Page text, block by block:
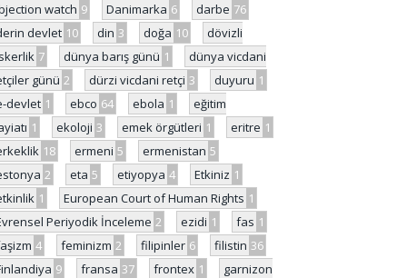
watch 9 Danimarka 6 darbe 76
devlet 10 din 3 doğa 10
dövizli
7 dünya barış günü 1
dünya vicdani
günü 2 dürzi vicdani retçi 3 duyuru 1
devlet 1 ebco 64 ebola 1
eğitim
1 ekoloji 3 emek örgütleri 1 eritre 1
18 ermeni 5 ermenistan 5
2 eta 5 etiyopya 4 Etkiniz 1
1 European Court of Human Rights 1
Periyodik İnceleme 2 ezidi 1 fas 1
4 feminizm 2 filipinler 6 filistin 36
9 fransa 37 frontex 1
garnizon